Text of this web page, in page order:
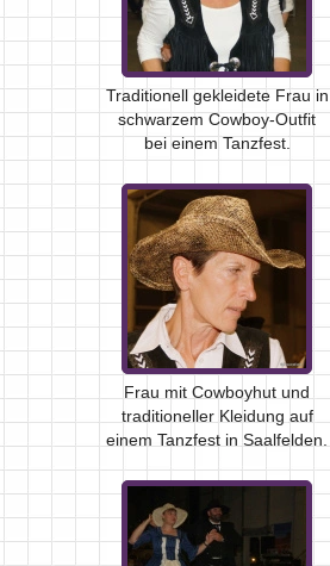
Traditionell gekleidete Frau in
schwarzem Cowboy-Outfit
bei einem Tanzfest.
Frau mit Cowboyhut und
traditioneller Kleidung auf
einem Tanzfest in Saalfelden.